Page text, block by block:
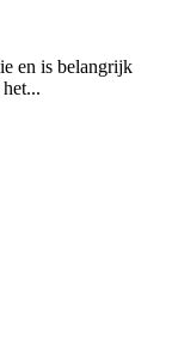
en is belangrijk